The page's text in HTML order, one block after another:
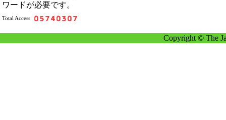
ワードが必要です。
Total Access:
Copyright © The